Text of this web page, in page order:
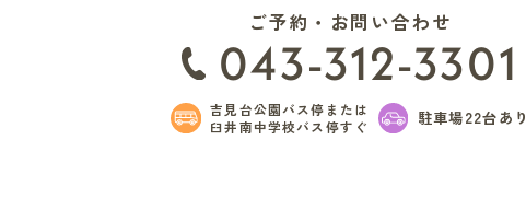
ご予約・お問い合わせ
043-312-3301
吉見台公園バス停または
臼井南中学校バス停すぐ
駐車場22台あり